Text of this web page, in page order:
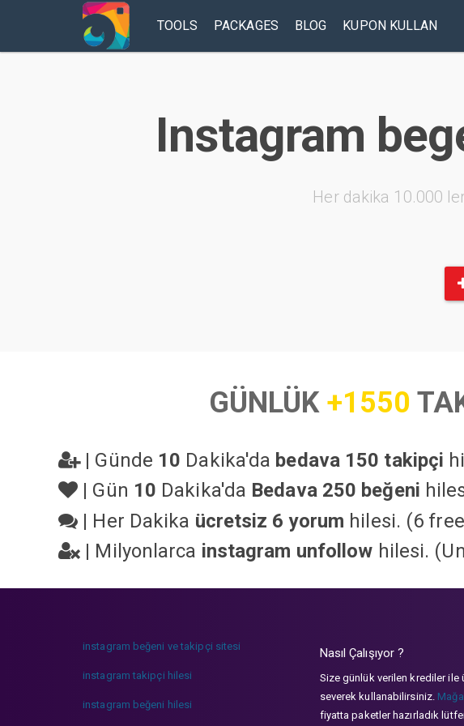
TOOLS PACKAGES BLOG KUPON KULLAN
Instagram
Her dakika 10.000
GÜNLÜK +1550
| Günde 10 Dakika'da bedava 150 takipçi
| Gün 10 Dakika'da Bedava 250 beğeni
| Her Dakika ücretsiz 6 yorum hilesi. (6
| Milyonlarca instagram unfollow hilesi.
instagram beğeni ve takipçi sitesi
instagram takipçi hilesi
instagram beğeni hilesi
Nasıl Çalışıyor ?
Size günlük verilen krediler ile
severek kullanabilirsiniz.
fiyatta paketler hazırladık